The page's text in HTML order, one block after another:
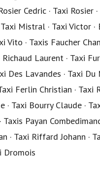
Cedric · Taxi Rosier
Mistral · Taxi Victor ·
· Taxis Faucher
Laurent · Taxi
Des Lavandes · Taxi Du
Ferlin Christian ·
Taxi Bourry Claude ·
Payan
Taxi Riffard Johann ·
Dromois